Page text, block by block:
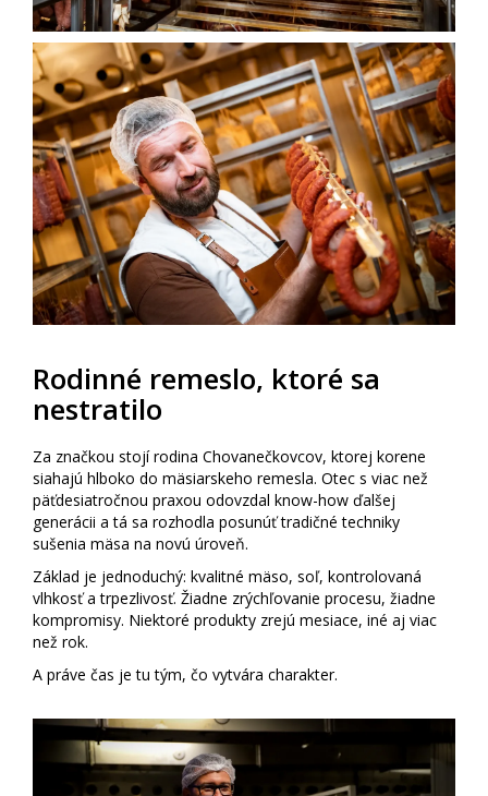
Rodinné remeslo, ktoré sa
nestratilo
Za značkou stojí rodina Chovanečkovcov, ktorej korene
siahajú hlboko do mäsiarskeho remesla. Otec s viac než
päťdesiatročnou praxou odovzdal know-how ďalšej
generácii a tá sa rozhodla posunúť tradičné techniky
sušenia mäsa na novú úroveň.
Základ je jednoduchý: kvalitné mäso, soľ, kontrolovaná
vlhkosť a trpezlivosť. Žiadne zrýchľovanie procesu, žiadne
kompromisy. Niektoré produkty zrejú mesiace, iné aj viac
než rok.
A práve čas je tu tým, čo vytvára charakter.